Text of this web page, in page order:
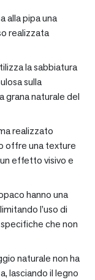
alla pipa una
realizzata
la sabbiatura
sulla
grana naturale del
realizzato
offre una texture
effetto visivo e
hanno una
l’uso di
che non
naturale non ha
lasciando il legno